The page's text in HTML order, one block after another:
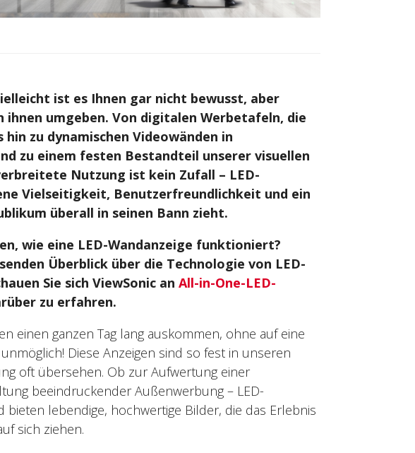
ist es Ihnen gar nicht bewusst, aber
ihnen umgeben. Von digitalen Werbetafeln, die
zu dynamischen Videowänden in
zu einem festen Bestandteil unserer visuellen
Nutzung ist kein Zufall – LED-
Vielseitigkeit, Benutzerfreundlichkeit und ein
überall in seinen Bann zieht.
wie eine LED-Wandanzeige funktioniert?
Überblick über die Technologie von LED-
Sie sich ViewSonic anAll-in-One-LED-
zu erfahren.
einen ganzen Tag lang auskommen, ohne auf eine
Diese Anzeigen sind so fest in unseren
oft übersehen. Ob zur Aufwertung einer
beeindruckender Außenwerbung – LED-
bieten lebendige, hochwertige Bilder, die das Erlebnis
sich ziehen.